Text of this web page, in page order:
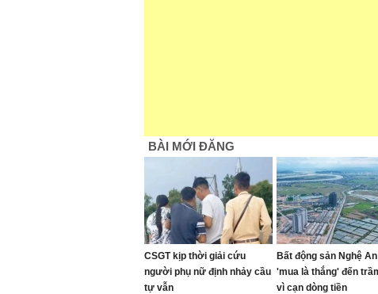
BÀI MỚI ĐĂNG
CSGT kịp thời giải cứu
người phụ nữ định nhảy cầu
tự vẫn
Bất động sản Nghệ
'mua là thắng' đến
vì cạn dòng tiền